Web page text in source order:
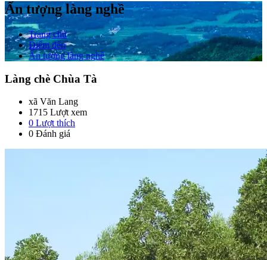
Ấn tượng làng nghề
Trang chủ
Điểm đến
Ấn tượng làng nghề
Làng chè Chùa Tà
xã Văn Lang
1715 Lượt xem
0 Lượt thích
0 Đánh giá